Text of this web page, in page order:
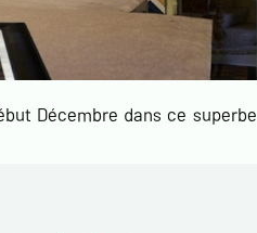
Décembre dans ce superbe